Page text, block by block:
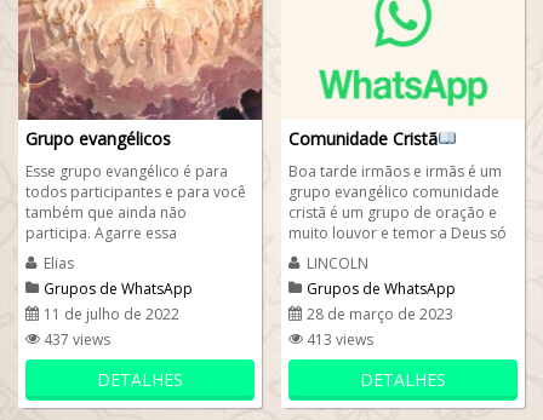
Grupo evangélicos
Esse grupo evangélico é para
todos participantes e para você
também que ainda não
participa. Agarre essa
oportunidade de seguir o perfil
do nosso grupo...
Elias
Grupos de WhatsApp
evangélicos
11 de julho de 2022
437 views
DETALHES
Comunidade Cristã
Boa tarde irmãos e irmãs é um
grupo evangélico comunidade
cristã é um grupo de oração e
muito louvor e temor a Deus só
lembrando é um grupo
fechado...
LINCOLN
Grupos de WhatsApp
evangélicos
28 de março de 2023
413 views
DETALHES